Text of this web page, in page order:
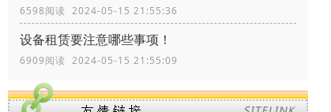
6598阅读 2024-05-15 21:55:36
设备租赁要注意哪些事项！
6909阅读 2024-05-15 21:55:09